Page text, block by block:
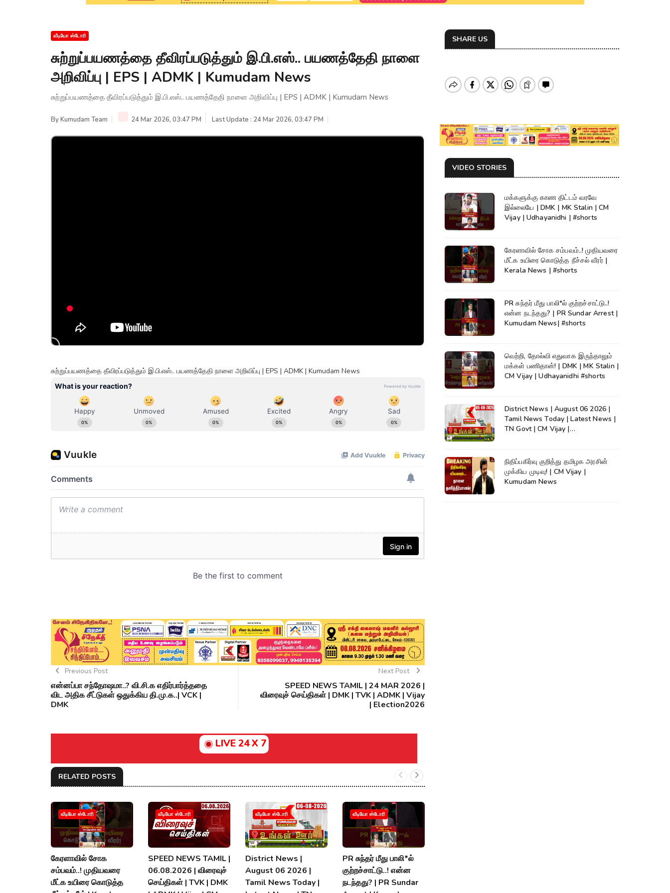
வீடியோ ஸ்டோரி
சுற்றுப்பயணத்தை தீவிரப்படுத்தும் இ.பி.எஸ்.. பயணத்தேதி நாளை
அறிவிப்பு | EPS | ADMK | Kumudam News
சுற்றுப்பயணத்தை தீவிரப்படுத்தும் இ.பி.எஸ்.. பயணத்தேதி நாளை அறிவிப்பு | EPS | ADMK | Kumudam News
ByKumudam Team 24 Mar 2026, 03:47 PM Last Update : 24 Mar 2026, 03:47 PM
சுற்றுப்பயணத்தை தீவிரப்படுத்தும் இ.பி.எஸ்.. பயணத்தேதி நாளை அறிவிப்பு | EPS | ADMK | Kumudam News
Previous Post
என்னப்பா சந்தோஷமா..? வி.சி.க எதிர்பார்த்ததை
விட அதிக சீட்டுகள் ஒதுக்கிய தி.மு.க..| VCK |
DMK
Next Post
SPEED NEWS TAMIL | 24 MAR 2026 |
விரைவுச் செய்திகள் | DMK | TVK | ADMK | Vijay
| Election2026
LIVE 24 X 7
RELATED POSTS
வீடியோ ஸ்டோரி
கேரளாவில் சோக
சம்பவம்..! முதியவரை
மீட்க உயிரை கொடுத்த
வீடியோ ஸ்டோரி
SPEED NEWS TAMIL |
06.08.2026 | விரைவுச்
செய்திகள் | TVK | DMK
வீடியோ ஸ்டோரி
District News |
August 06 2026 |
Tamil News Today |
வீடியோ ஸ்டோரி
PR சுந்தர் மீது பாலி*ல்
குற்றச்சாட்டு..! என்ன
நடந்தது? | PR Sundar
SHARE US
VIDEO STORIES
மக்களுக்கு காண திட்டம் வரவே
இல்லையே | DMK | MK Stalin | CM
Vijay | Udhayanidhi | #shorts
கேரளாவில் சோக சம்பவம்..! முதியவரை
மீட்க உயிரை கொடுத்த நீச்சல் வீரர் |
Kerala News | #shorts
PR சுந்தர் மீது பாலி*ல் குற்றச்சாட்டு..!
என்ன நடந்தது? | PR Sundar Arrest |
Kumudam News| #shorts
வெற்றி, தோல்வி எதுவாக இருந்தாலும்
மக்கள் பணிதான்! | DMK | MK Stalin |
CM Vijay | Udhayanidhi #shorts
District News | August 06 2026 |
Tamil News Today | Latest News |
TN Govt | CM Vijay |
நிதிப்பகிர்வு குறித்து தமிழக அரசின்
முக்கிய முடிவு! | CM Vijay |
Kumudam News